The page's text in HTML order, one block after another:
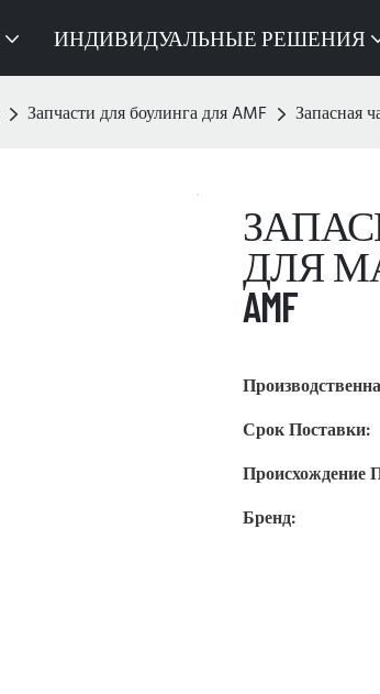
ИНДИВИДУАЛЬНЫЕ РЕШЕНИЯ
Запчасти для боулинга для AMF Запасная
ДЛЯ
AMF
Срок Поставки:
Происхождение
Бренд: